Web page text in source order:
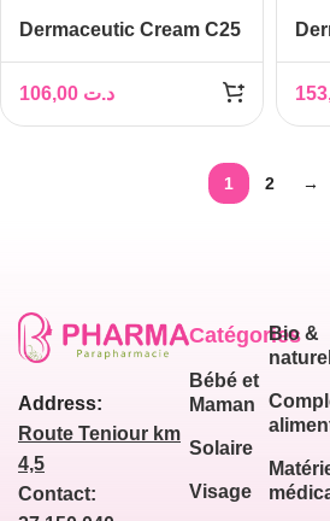
Dermaceutic Cream C25
30ml
د.ت
30
1 2 →
Address:
Route Teniour km
4,5
Contact:
Catégories
Bébé et
Maman
Solaire
Visage
Bio &
naturel